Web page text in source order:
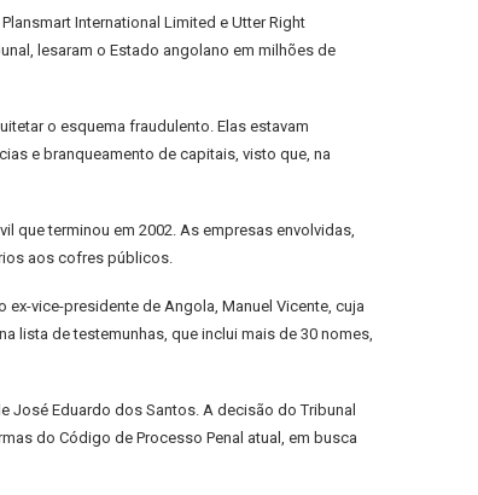
International Limited e Utter Right
lesaram o Estado angolano em milhões de
o esquema fraudulento. Elas estavam
e branqueamento de capitais, visto que, na
que terminou em 2002. As empresas envolvidas,
aos cofres públicos.
vice-presidente de Angola, Manuel Vicente, cuja
lista de testemunhas, que inclui mais de 30 nomes,
José Eduardo dos Santos. A decisão do Tribunal
do Código de Processo Penal atual, em busca